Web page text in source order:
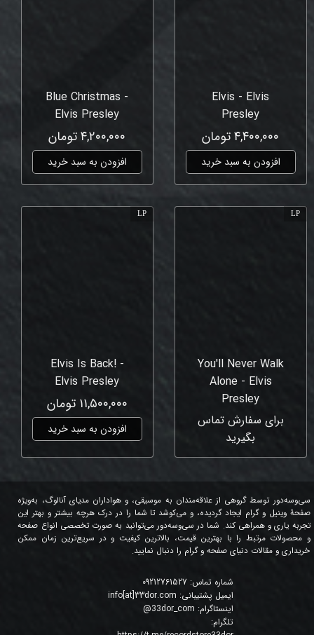
Elvis - Elvis
Presley
۴,۴۰۰,۰۰۰ تومان
افزودن به سبد خرید
Blue Christmas -
Elvis Presley
۴,۲۰۰,۰۰۰ تومان
افزودن به سبد خرید
You'll Never Walk
Alone - Elvis
Presley
برای سفارش تماس
بگیرید
LP
Elvis Is Back! -
Elvis Presley
۱۱,۵۰۰,۰۰۰ تومان
افزودن به سبد خرید
LP
شماره تماس:
ایمیل پشتیبانی: info[at]33dor.com
اینستاگرام: 33dor_com
@
تلگرام:
سی‌وسه‌دور توسط گروهی از علاقه‌مندان به موسیقی، و هواداران مدیای آنالوگ، به‌ویژه
صفحۀ وینیل و گرام ایجاد گردیده، و می‌کوشد تا شما را در درک هرچه بیشتر و بهتر این
تجربه یاری و همراهی کند. شما در سی‌وسه‌دور می‌توانید به صورت تخصصی انواع صفحه
و محصولات مرتبط را با بهترین قیمت، بالاترین کیفیت و در سریع‌ترین زمان ممکن
خریداری و مقالات دنیای صفحه و گرام را دنبال نمایید.